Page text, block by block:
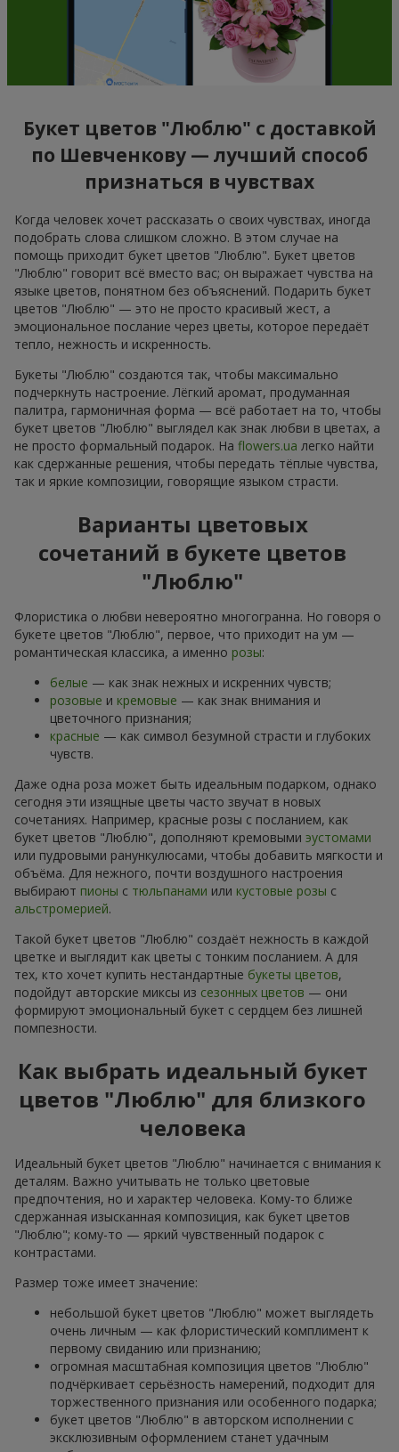
Букет цветов "Люблю" с доставкой
по Шевченкову — лучший способ
признаться в чувствах
Когда человек хочет рассказать о своих чувствах, иногда
подобрать слова слишком сложно. В этом случае на
помощь приходит букет цветов "Люблю". Букет цветов
"Люблю" говорит всё вместо вас; он выражает чувства на
языке цветов, понятном без объяснений. Подарить букет
цветов "Люблю" — это не просто красивый жест, а
эмоциональное послание через цветы, которое передаёт
тепло, нежность и искренность.
Букеты "Люблю" создаются так, чтобы максимально
подчеркнуть настроение. Лёгкий аромат, продуманная
палитра, гармоничная форма — всё работает на то, чтобы
букет цветов "Люблю" выглядел как знак любви в цветах, а
не просто формальный подарок. На flowers.ua легко найти
как сдержанные решения, чтобы передать тёплые чувства,
так и яркие композиции, говорящие языком страсти.
Варианты цветовых
сочетаний в букете цветов
"Люблю"
Флористика о любви невероятно многогранна. Но говоря о
букете цветов "Люблю", первое, что приходит на ум —
романтическая классика, а именно розы:
белые — как знак нежных и искренних чувств;
розовые и кремовые — как знак внимания и
цветочного признания;
красные — как символ безумной страсти и глубоких
чувств.
Даже одна роза может быть идеальным подарком, однако
сегодня эти изящные цветы часто звучат в новых
сочетаниях. Например, красные розы с посланием, как
букет цветов "Люблю", дополняют кремовыми эустомами
или пудровыми ранункулюсами, чтобы добавить мягкости и
объёма. Для нежного, почти воздушного настроения
выбирают пионы с тюльпанами или кустовые розы с
альстромерией.
Такой букет цветов "Люблю" создаёт нежность в каждой
цветке и выглядит как цветы с тонким посланием. А для
тех, кто хочет купить нестандартные букеты цветов,
подойдут авторские миксы из сезонных цветов — они
формируют эмоциональный букет с сердцем без лишней
помпезности.
Как выбрать идеальный букет
цветов "Люблю" для близкого
человека
Идеальный букет цветов "Люблю" начинается с внимания к
деталям. Важно учитывать не только цветовые
предпочтения, но и характер человека. Кому-то ближе
сдержанная изысканная композиция, как букет цветов
"Люблю"; кому-то — яркий чувственный подарок с
контрастами.
Размер тоже имеет значение:
небольшой букет цветов "Люблю" может выглядеть
очень личным — как флористический комплимент к
первому свиданию или признанию;
огромная масштабная композиция цветов "Люблю"
подчёркивает серьёзность намерений, подходит для
торжественного признания или особенного подарка;
букет цветов "Люблю" в авторском исполнении с
эксклюзивным оформлением станет удачным